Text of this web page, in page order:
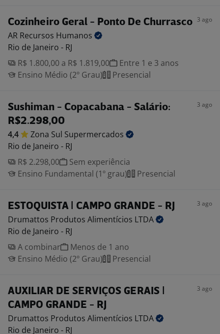
Cozinheiro Geral - Ponto De Churrasco 3 ago
AR Recursos Humanos
Rio de Janeiro - RJ
R$ 1.800,00 a R$ 1.819,00
Entre 1 e 3 anos
Ensino Médio (2º Grau)
Presencial
Sushiman - Copacabana - Salário:
R$2.298,00
3 ago
4,4 Zona Sul Supermercados
Rio de Janeiro - RJ
R$ 2.298,00
Sem experiência
Ensino Fundamental (1º grau)
Presencial
ESTOQUISTA | CAMPO GRANDE - RJ 3 ago
Drumattos Produtos Alimentícios LTDA
Rio de Janeiro - RJ
A combinar
Menos de 1 ano
Ensino Médio (2º Grau)
Presencial
AUXILIAR DE SERVIÇOS GERAIS |
CAMPO GRANDE - RJ
3 ago
Drumattos Produtos Alimentícios LTDA
Rio de Janeiro - RJ